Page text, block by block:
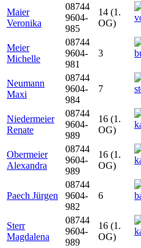
Maier
Veronika
08744
9604-
985
14 (1.
OG)
Meier
Michelle
08744
9604-
981
3
Neumann
Maxi
08744
9604-
984
7
Niedermeier
Renate
08744
9604-
989
16 (1.
OG)
Obermeier
Alexandra
08744
9604-
989
16 (1.
OG)
Paech Jürgen
08744
9604-
982
6
Sterr
Magdalena
08744
9604-
989
16 (1.
OG)